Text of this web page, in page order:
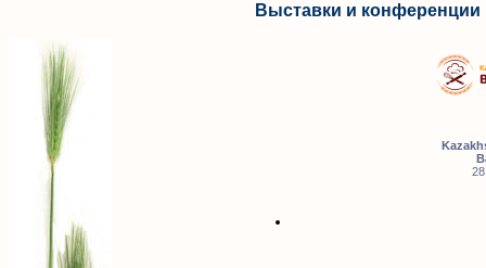
Выставки и конференции